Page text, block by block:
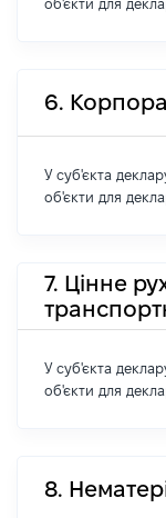
об'єкти для
6.
У суб'єкта
об'єкти для
7. Цінне
У суб'єкта
об'єкти для
8.